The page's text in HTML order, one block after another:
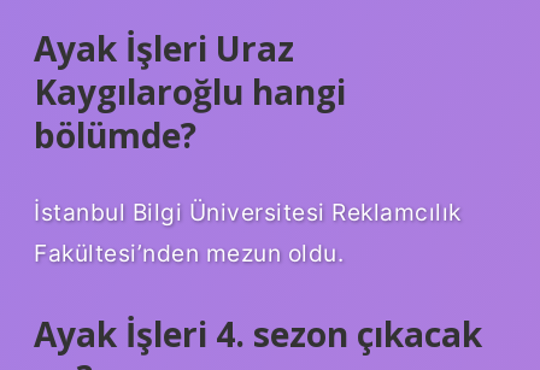
Ayak İşleri Uraz
Kaygılaroğlu hangi
bölümde?
İstanbul Bilgi Üniversitesi Reklamcılık
Fakültesi’nden mezun oldu.
Ayak İşleri 4. sezon çıkacak